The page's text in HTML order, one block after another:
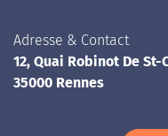
Adresse & Contact
12, Quai Robinot De St-
35000 Rennes